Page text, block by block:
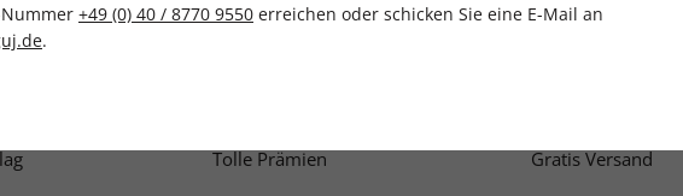
IHRE ABO-VORTEILE
Tolle Prämien Gratis Versand
+49 (0) 40 / 8770 9550 erreichen oder schicken Sie eine E-Mail an
.